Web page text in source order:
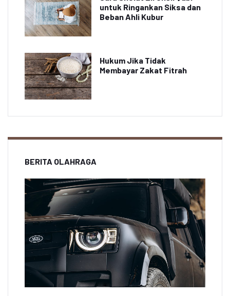
untuk Ringankan Siksa dan
Beban Ahli Kubur
Hukum Jika Tidak
Membayar Zakat Fitrah
BERITA OLAHRAGA